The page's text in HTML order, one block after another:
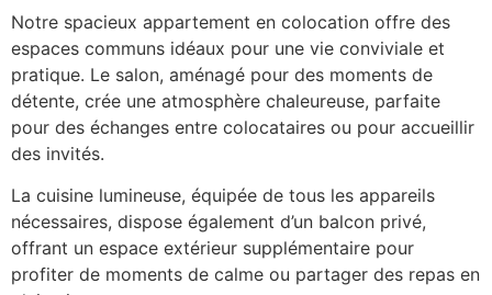
Notre spacieux appartement en colocation offre des
espaces communs idéaux pour une vie conviviale et
pratique. Le salon, aménagé pour des moments de
détente, crée une atmosphère chaleureuse, parfaite
pour des échanges entre colocataires ou pour accueillir
des invités.
La cuisine lumineuse, équipée de tous les appareils
nécessaires, dispose également d’un balcon privé,
offrant un espace extérieur supplémentaire pour
profiter de moments de calme ou partager des repas en